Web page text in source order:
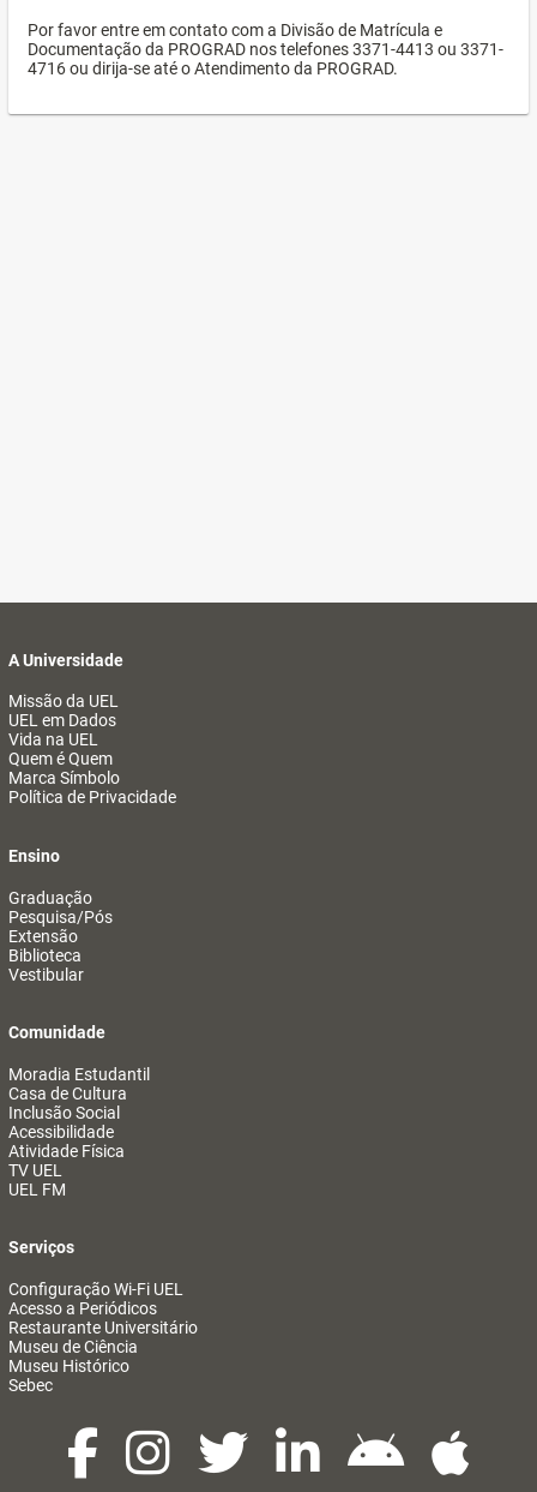
Por favor entre em contato com a Divisão de Matrícula e
Documentação da PROGRAD nos telefones 3371-4413 ou 3371-
4716 ou dirija-se até o Atendimento da PROGRAD.
A Universidade
Missão da UEL
UEL em Dados
Vida na UEL
Quem é Quem
Marca Símbolo
Política de Privacidade
Ensino
Graduação
Pesquisa/Pós
Extensão
Biblioteca
Vestibular
Comunidade
Moradia Estudantil
Casa de Cultura
Inclusão Social
Acessibilidade
Atividade Física
TV UEL
UEL FM
Serviços
Configuração Wi-Fi UEL
Acesso a Periódicos
Restaurante Universitário
Museu de Ciência
Museu Histórico
Sebec